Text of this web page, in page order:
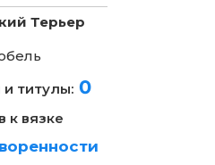
Терьер
титулы: 0
к вязке